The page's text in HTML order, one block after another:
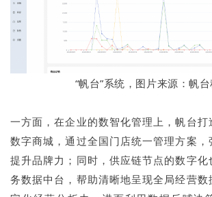
“帆台”系统，图片来源：帆
一方面，在企业的数智化管理上，帆台打
数字商城，通过全国门店统一管理方案，
提升品牌力；同时，供应链节点的数字化
务数据中台，帮助清晰地呈现全局经营数